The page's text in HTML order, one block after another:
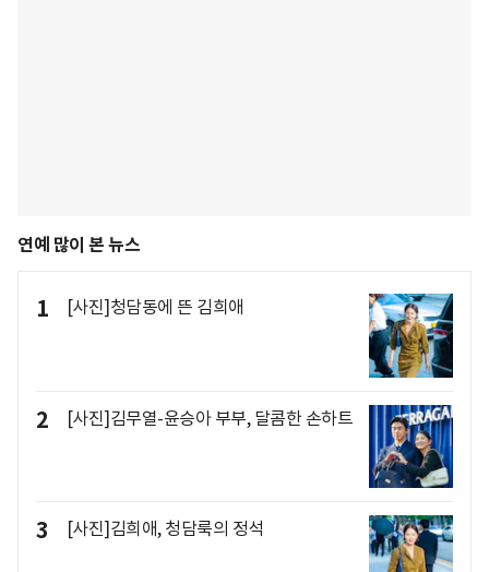
연예 많이 본 뉴스
1 [사진]청담동에 뜬 김희애
2 [사진]김무열-윤승아 부부, 달콤한 손하트
3 [사진]김희애, 청담룩의 정석